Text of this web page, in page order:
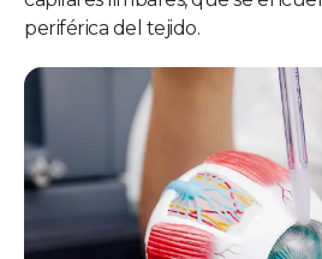
periférica del tejido.